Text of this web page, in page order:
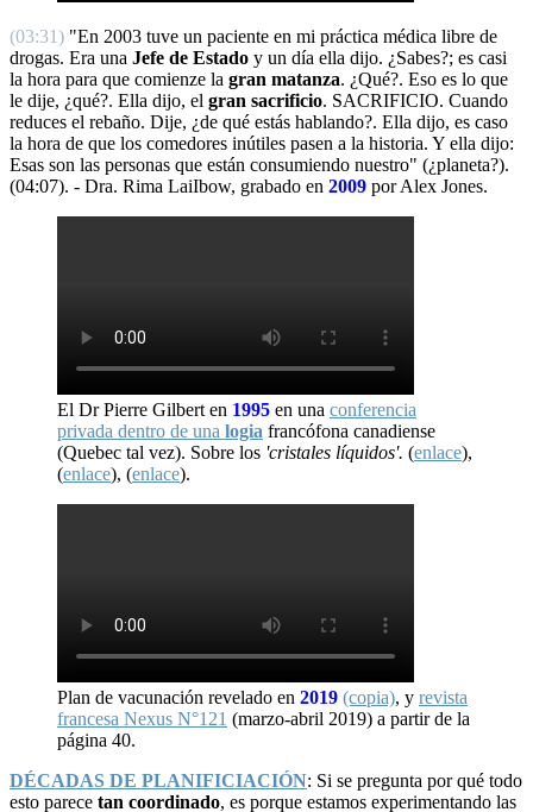
(03:31) "En 2003 tuve un paciente en mi práctica médica libre de
drogas. Era una Jefe de Estado y un día ella dijo. ¿Sabes?; es casi
la hora para que comienze la gran matanza. ¿Qué?. Eso es lo que
le dije, ¿qué?. Ella dijo, el gran sacrificio. SACRIFICIO. Cuando
reduces el rebaño. Dije, ¿de qué estás hablando?. Ella dijo, es caso
la hora de que los comedores inútiles pasen a la historia. Y ella dijo:
Esas son las personas que están consumiendo nuestro" (¿planeta?).
(04:07). - Dra. Rima LaiIbow, grabado en 2009 por Alex Jones.
El Dr Pierre Gilbert en 1995 en una conferencia
privada dentro de una logia francófona canadiense
(Quebec tal vez). Sobre los 'cristales líquidos'. (enlace),
(enlace), (enlace).
Plan de vacunación revelado en 2019 (copia), y revista
francesa Nexus N°121 (marzo-abril 2019) a partir de la
página 40.
DÉCADAS DE PLANIFICIACIÓN: Si se pregunta por qué todo
esto parece tan coordinado, es porque estamos experimentando las